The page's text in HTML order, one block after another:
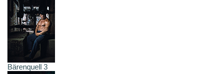
Bärenquell 3